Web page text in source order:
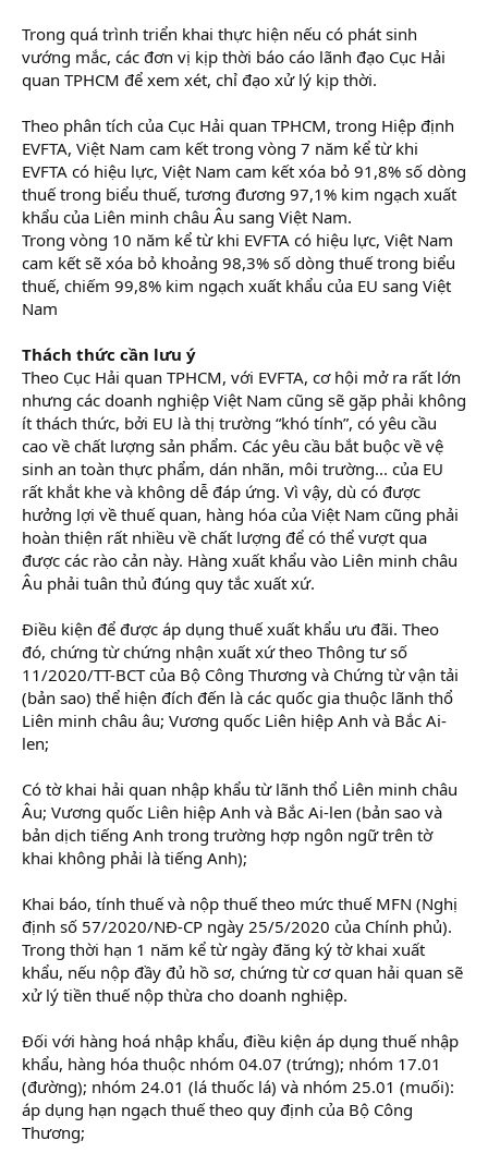
Trong quá trình triển khai thực hiện nếu có phát sinh
vướng mắc, các đơn vị kịp thời báo cáo lãnh đạo Cục Hải
quan TPHCM để xem xét, chỉ đạo xử lý kịp thời.
Theo phân tích của Cục Hải quan TPHCM, trong Hiệp định
EVFTA, Việt Nam cam kết trong vòng 7 năm kể từ khi
EVFTA có hiệu lực, Việt Nam cam kết xóa bỏ 91,8% số dòng
thuế trong biểu thuế, tương đương 97,1% kim ngạch xuất
khẩu của Liên minh châu Âu sang Việt Nam.
Trong vòng 10 năm kể từ khi EVFTA có hiệu lực, Việt Nam
cam kết sẽ xóa bỏ khoảng 98,3% số dòng thuế trong biểu
thuế, chiếm 99,8% kim ngạch xuất khẩu của EU sang Việt
Nam
Thách thức cần lưu ý
Theo Cục Hải quan TPHCM, với EVFTA, cơ hội mở ra rất lớn
nhưng các doanh nghiệp Việt Nam cũng sẽ gặp phải không
ít thách thức, bởi EU là thị trường “khó tính”, có yêu cầu
cao về chất lượng sản phẩm. Các yêu cầu bắt buộc về vệ
sinh an toàn thực phẩm, dán nhãn, môi trường... của EU
rất khắt khe và không dễ đáp ứng. Vì vậy, dù có được
hưởng lợi về thuế quan, hàng hóa của Việt Nam cũng phải
hoàn thiện rất nhiều về chất lượng để có thể vượt qua
được các rào cản này. Hàng xuất khẩu vào Liên minh châu
Âu phải tuân thủ đúng quy tắc xuất xứ.
Điều kiện để được áp dụng thuế xuất khẩu ưu đãi. Theo
đó, chứng từ chứng nhận xuất xứ theo Thông tư số
11/2020/TT-BCT của Bộ Công Thương và Chứng từ vận tải
(bản sao) thể hiện đích đến là các quốc gia thuộc lãnh thổ
Liên minh châu âu; Vương quốc Liên hiệp Anh và Bắc Ai-
len;
Có tờ khai hải quan nhập khẩu từ lãnh thổ Liên minh châu
Âu; Vương quốc Liên hiệp Anh và Bắc Ai-len (bản sao và
bản dịch tiếng Anh trong trường hợp ngôn ngữ trên tờ
khai không phải là tiếng Anh);
Khai báo, tính thuế và nộp thuế theo mức thuế MFN (Nghị
định số 57/2020/NĐ-CP ngày 25/5/2020 của Chính phủ).
Trong thời hạn 1 năm kể từ ngày đăng ký tờ khai xuất
khẩu, nếu nộp đầy đủ hồ sơ, chứng từ cơ quan hải quan sẽ
xử lý tiền thuế nộp thừa cho doanh nghiệp.
Đối với hàng hoá nhập khẩu, điều kiện áp dụng thuế nhập
khẩu, hàng hóa thuộc nhóm 04.07 (trứng); nhóm 17.01
(đường); nhóm 24.01 (lá thuốc lá) và nhóm 25.01 (muối):
áp dụng hạn ngạch thuế theo quy định của Bộ Công
Thương;